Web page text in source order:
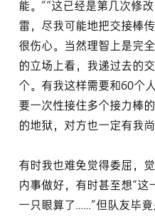
能。”“这已经是第几次修
雷，尽我可能地把交接棒
很伤心。当然理智上是完
的立场上看，我递过去的
个。有我这样需要和60个
要一次性接住多个接力棒
的地狱，对方也一定有我
有时我也难免觉得委屈，
内事做好，有时甚至想“这
一只眼算了……”但队友毕竟